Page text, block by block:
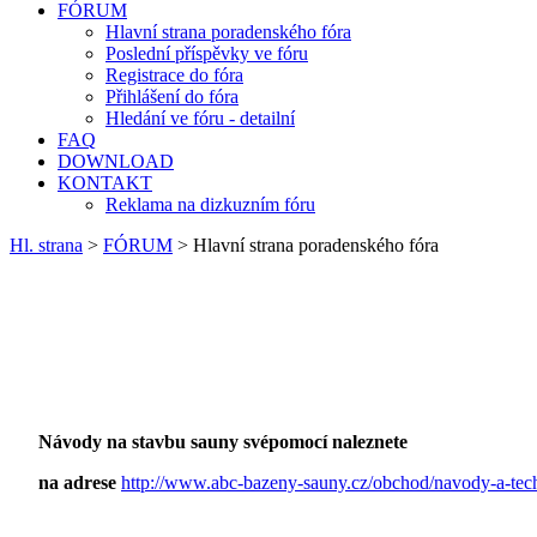
FÓRUM
Hlavní strana poradenského fóra
Poslední příspěvky ve fóru
Registrace do fóra
Přihlášení do fóra
Hledání ve fóru - detailní
FAQ
DOWNLOAD
KONTAKT
Reklama na dizkuzním fóru
Hl. strana > FÓRUM > Hlavní strana poradenského fóra
Návody na stavbu sauny svépomocí naleznete
na adrese http://www.abc-bazeny-sauny.cz/obchod/navody-a-